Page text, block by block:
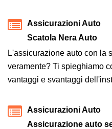
Assicurazioni Auto
Scatola Nera Auto
L'assicurazione auto con la
veramente? Ti spieghiamo
vantaggi e svantaggi
Assicurazioni Auto
Assicurazione auto